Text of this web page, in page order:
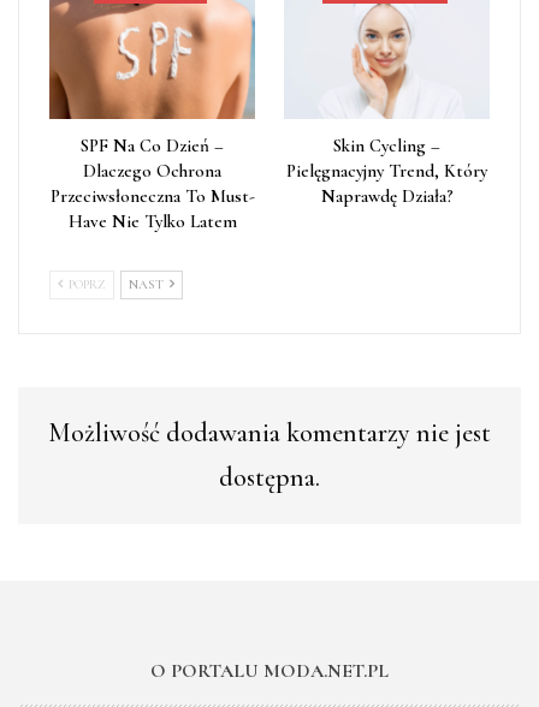
SPF Na Co Dzień –
Dlaczego Ochrona
Przeciwsłoneczna To Must-
Have Nie Tylko Latem
Skin Cycling –
Pielęgnacyjny Trend, Który
Naprawdę Działa?
POPRZ NAST
Możliwość dodawania komentarzy nie jest
dostępna.
O PORTALU MODA.NET.PL